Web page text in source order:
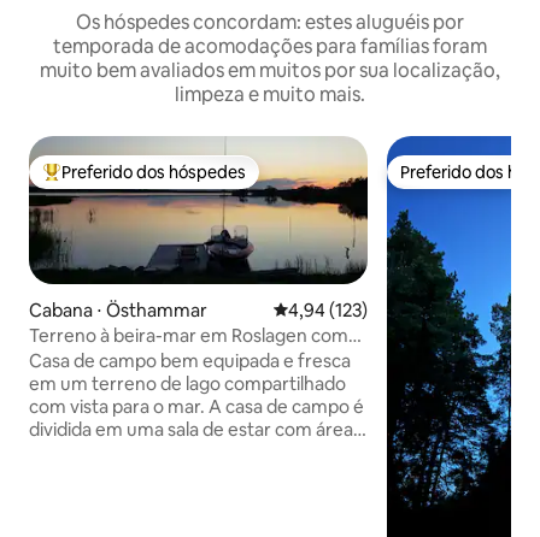
Os hóspedes concordam: estes aluguéis por
temporada de acomodações para famílias foram
muito bem avaliados em muitos por sua localização,
limpeza e muito mais.
Entre os melhores preferidos dos hóspedes
Preferido dos hóspedes
Cabana ⋅ Östhammar 4,94 de uma avaliação média de
4,94 (123)
Terreno à beira-mar em Roslagen com
vista para o mar e barco a remos.
Casa de campo bem equipada e fresca
em um terreno de lago compartilhado
com vista para o mar. A casa de campo é
dividida em uma sala de estar com área
Preferido dos
Preferido dos